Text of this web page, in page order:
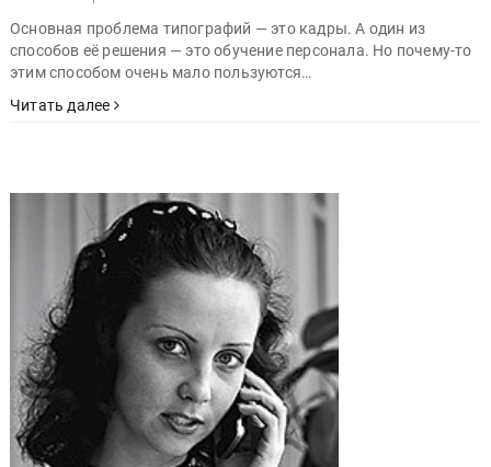
Основная проблема типографий — это кадры. А один из
способов её решения — это обучение персонала. Но почему-то
этим способом очень мало пользуются…
Читать далее